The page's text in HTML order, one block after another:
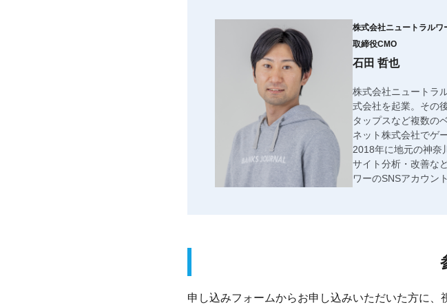
株式会社ニュートラルワ
取締役CMO
石田 哲也
株式会社ニュートラ
式会社を起業。その
タップスなど複数の
ネット株式会社でゲ
2018年に地元の神奈
サイト分析・改善な
ワーのSNSアカウン
申し込みフォームからお申し込みいただいた方に